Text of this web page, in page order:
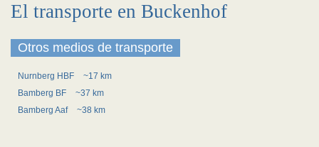
El transporte en Buckenhof
Otros medios de transporte
Nurnberg HBF
~17 km
Bamberg BF
~37 km
Bamberg Aaf
~38 km